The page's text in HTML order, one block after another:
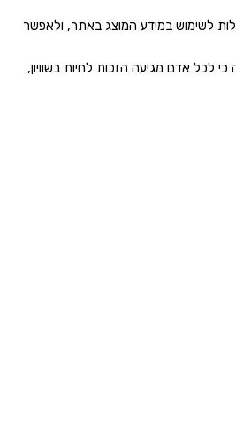
לשימוש במידע המוצג באתר, ולאפשר
לכל אדם מגיעה הזכות לחיות בשוויון,